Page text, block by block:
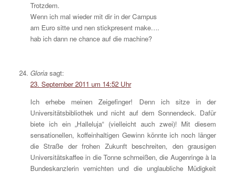
Trotzdem.
Wenn ich mal wieder mit dir in der Campus
am Euro sitte und nen stickpresent make….
hab ich dann ne chance auf die machine?
Gloria sagt:
23. September 2011 um 14:52 Uhr
Ich erhebe meinen Zeigefinger! Denn ich sitze in der
Universitätsbibliothek und nicht auf dem Sonnendeck. Dafür
biete ich ein „Halleluja“ (vielleicht auch zwei)! Mit diesem
sensationellen, koffeinhaltigen Gewinn könnte ich noch länger
die Straße der frohen Zukunft beschreiten, den grausigen
Universitätskaffee in die Tonne schmeißen, die Augenringe à la
Bundeskanzlerin vernichten und die unglaubliche Müdigkeit